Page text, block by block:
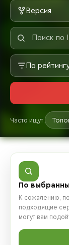
Версия
По
Часто ищут:
По
К сожалению,
подходящие
могут вам